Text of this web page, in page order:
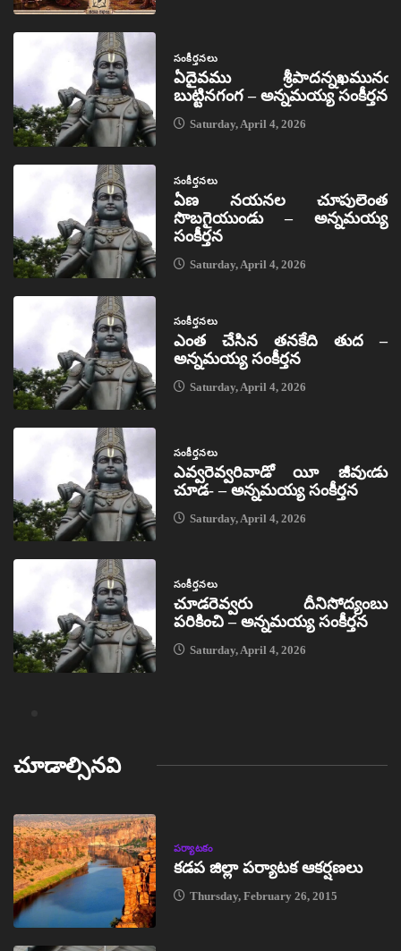
సంకీర్తనలు
ఏదైవము శ్రీపాదన్నఖమునఁ
బుట్టినగంగ – అన్నమయ్య సంకీర్తన
Saturday, April 4, 2026
సంకీర్తనలు
ఏణ నయనల చూపులెంత
సొబగైయుండు – అన్నమయ్య
సంకీర్తన
Saturday, April 4, 2026
సంకీర్తనలు
ఎంత చేసిన తనకేది తుద –
అన్నమయ్య సంకీర్తన
Saturday, April 4, 2026
సంకీర్తనలు
ఎవ్వరెవ్వరివాడో యీ జీవుఁడు
చూడ- – అన్నమయ్య సంకీర్తన
Saturday, April 4, 2026
సంకీర్తనలు
చూడరెవ్వరు దీనిసోద్యంబు
పరికించి – అన్నమయ్య సంకీర్తన
Saturday, April 4, 2026
చూడాల్సినవి
పర్యాటకం
కడప జిల్లా పర్యాటక ఆకర్షణలు
Thursday, February 26, 2015